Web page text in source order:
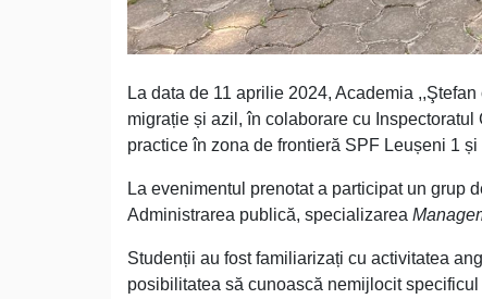
La data de 11 aprilie 2024, Academia
migrație și azil, în colaborare cu
practice în zona de frontieră SPF Leușeni 1
La evenimentul prenotat a participat un grup
Administrarea publică, specializarea
Studenții au fost familiarizați cu activitatea
posibilitatea să cunoască nemijlocit